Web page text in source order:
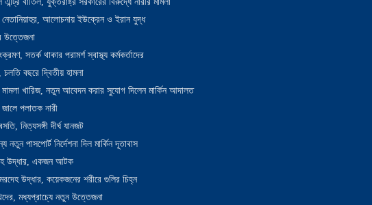
আলোচনায় ইউক্রেন ও ইরান যুদ্ধ
উত্তেজনা
সতর্ক থাকার পরামর্শ স্বাস্থ্য কর্মকর্তাদের
বছরে দ্বিতীয় হামলা
মামলা খারিজ, নতুন আবেদন করার সুযোগ দিলেন মার্কিন আদালত
পলাতক নারী
নিত্যসঙ্গী দীর্ঘ যানজট
পাসপোর্ট নির্দেশনা দিল মার্কিন দূতাবাস
উদ্ধার, একজন আটক
উদ্ধার, কয়েকজনের শরীরে গুলির চিহ্ন
মধ্যপ্রাচ্যে নতুন উত্তেজনা